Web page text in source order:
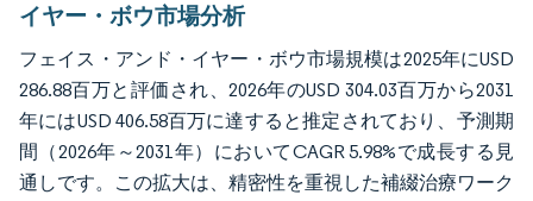
イヤー・ボウ市場分析
フェイス・アンド・イヤー・ボウ市場規模は2025年にUSD
286.88百万と評価され、2026年のUSD 304.03百万から2031
年にはUSD 406.58百万に達すると推定されており、予測期
間（2026年～2031年）においてCAGR 5.98%で成長する見
通しです。この拡大は、精密性を重視した補綴治療ワーク